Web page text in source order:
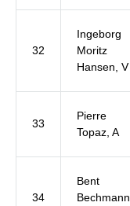
32
Ingeborg
Moritz
Hansen, V
33
Pierre
Topaz, A
34
Bent
Bechmann,